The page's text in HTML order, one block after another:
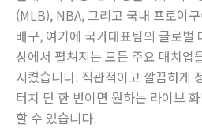
(MLB), NBA, 그리고 국내 프로야
배구, 여기에 국가대표팀의 글로벌
상에서 펼쳐지는 모든 주요 매치업
시켰습니다. 직관적이고 깔끔하게
터치 단 한 번이면 원하는 라이브
할 수 있습니다.